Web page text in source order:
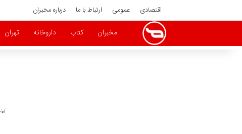
اقتصادی عمومی ارتباط با ما درباره مخبران
مخبران کتاب داروخانه تهران